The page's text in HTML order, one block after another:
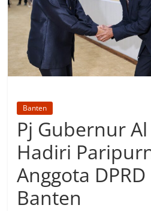
Banten
Pj Gubernur
Hadiri
Anggota
Banten